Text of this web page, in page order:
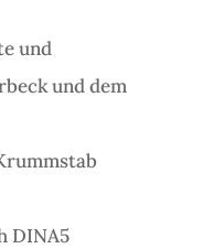
und
und dem
DINA5